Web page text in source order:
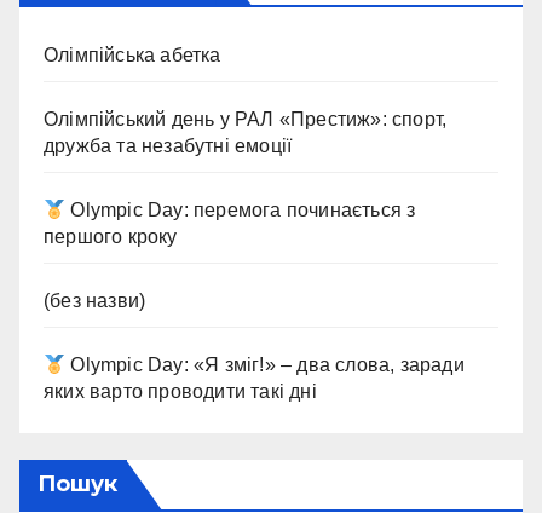
Олімпійська абетка
Олімпійський день у РАЛ «Престиж»: спорт,
дружба та незабутні емоції
Olympic Day: перемога починається з
першого кроку
(без назви)
Olympic Day: «Я зміг!» – два слова, заради
яких варто проводити такі дні
Пошук